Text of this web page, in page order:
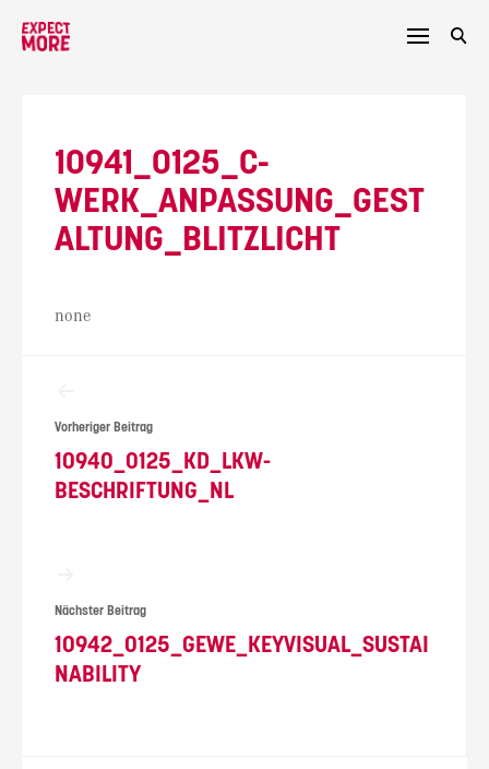
10941_0125_C-
WERK_ANPASSUNG_GEST
ALTUNG_BLITZLICHT
none
Vorheriger Beitrag
10940_0125_KD_LKW-
BESCHRIFTUNG_NL
Nächster Beitrag
10942_0125_GEWE_KEYVISUAL_SUSTAI
NABILITY